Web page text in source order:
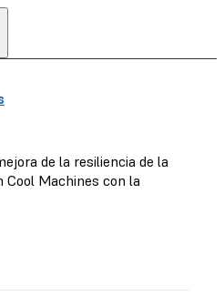
de la resiliencia de la
Cool Machines con la